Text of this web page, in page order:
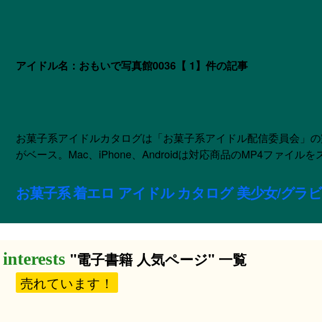
アイドル名：おもいで写真館0036【 1】件の記事
お菓子系アイドルカタログは「お菓子系アイドル配信委員会」
がベース。Mac、iPhone、Androidは対応商品のMP4ファイルを
お菓子系 着エロ アイドル カタログ 美少女/グラ
"電子書籍 人気ページ" 一覧
売れています！